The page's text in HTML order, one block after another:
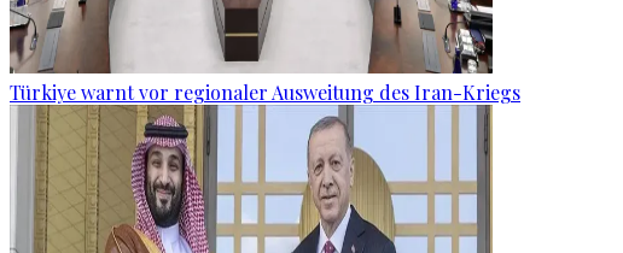
Türkiye warnt vor regionaler Ausweitung des Iran-Kriegs